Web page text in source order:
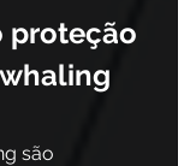
proteção
são